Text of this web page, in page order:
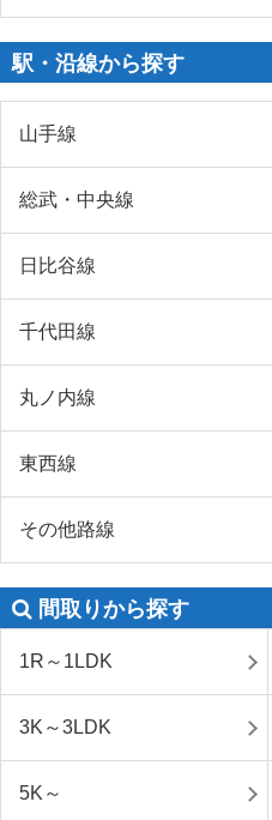
駅・沿線から探す
山手線
総武・中央線
日比谷線
千代田線
丸ノ内線
東西線
その他路線
間取りから探す
1R～1LDK
3K～3LDK
5K～